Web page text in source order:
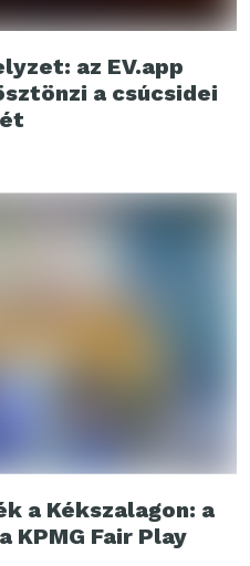
az EV.app
a csúcsidei
a Kékszalagon: a
KPMG Fair Play